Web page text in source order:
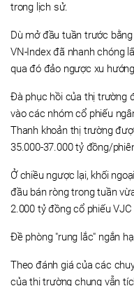
trong lịch sử.
Dù mở đầu tuần trước
VN-Index đã nhanh chóng
qua đó đảo ngược xu
Đà phục hồi của thị trường
vào các nhóm cổ phiếu
Thanh khoản thị trường
35.000-37.000 tỷ đồng/
Ở chiều ngược lại, khối
đầu bán ròng trong tuần
2.000 tỷ đồng cổ phiếu
Đề phòng "rung lắc" ngắn
Theo đánh giá của các
của thị trường chung vẫn